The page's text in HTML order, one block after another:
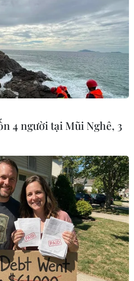
tịch Ủy ban Mặt trận Tổ quốc Việt
Quảng Nam phát biểu tại lễ tưởng
nhân vụ chìm canô. (Ảnh: Trịnh
Nhiệm/TTXVN)
- Trưởng Ban Trị sự giáo hội Phật
An, Trụ trì chùa Minh Giác, Trưởng
cầu siêu các nạn nhân vụ chìm
tưởng niệm. (Ảnh: Trịnh Bang
Nhiệm/TTXVN)
4 người tại Mũi Nghê, 3